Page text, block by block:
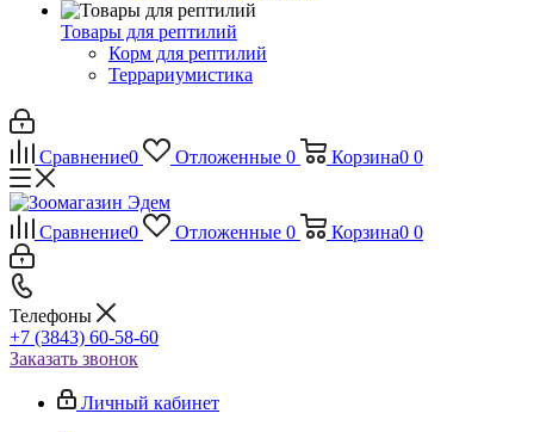
Товары для рептилий
Корм для рептилий
Террариумистика
Сравнение0 Отложенные 0 Корзина0 0
Сравнение0 Отложенные 0 Корзина0 0
Телефоны
+7 (3843) 60-58-60
Заказать звонок
Личный кабинет